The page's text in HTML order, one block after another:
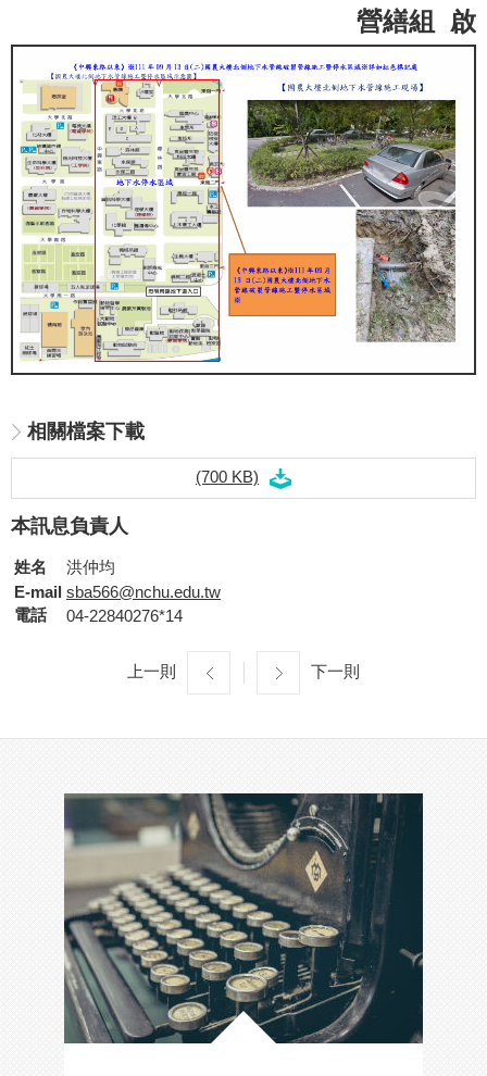
營繕組 啟
相關檔案下載
(700 KB)
本訊息負責人
姓名
洪仲均
E-mail sba566@nchu.edu.tw
電話
04-22840276*14
上一則 下一則